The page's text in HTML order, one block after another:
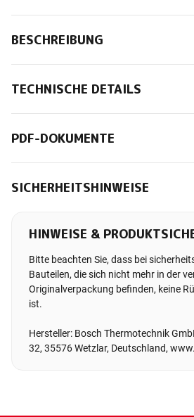
BESCHREIBUNG
TECHNISCHE DETAILS
PDF-DOKUMENTE
SICHERHEITSHINWEISE
HINWEISE &
Bitte beachten Sie, dass bei
Bauteilen, die sich nicht mehr in der
Originalverpackung befinden, keine
ist.
Hersteller: Bosch Thermotechnik
32, 35576 Wetzlar, Deutschland,